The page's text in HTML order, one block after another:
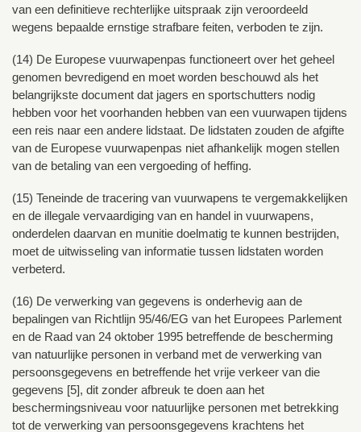
van een definitieve rechterlijke uitspraak zijn veroordeeld
wegens bepaalde ernstige strafbare feiten, verboden te zijn.
(14) De Europese vuurwapenpas functioneert over het geheel
genomen bevredigend en moet worden beschouwd als het
belangrijkste document dat jagers en sportschutters nodig
hebben voor het voorhanden hebben van een vuurwapen tijdens
een reis naar een andere lidstaat. De lidstaten zouden de afgifte
van de Europese vuurwapenpas niet afhankelijk mogen stellen
van de betaling van een vergoeding of heffing.
(15) Teneinde de tracering van vuurwapens te vergemakkelijken
en de illegale vervaardiging van en handel in vuurwapens,
onderdelen daarvan en munitie doelmatig te kunnen bestrijden,
moet de uitwisseling van informatie tussen lidstaten worden
verbeterd.
(16) De verwerking van gegevens is onderhevig aan de
bepalingen van Richtlijn 95/46/EG van het Europees Parlement
en de Raad van 24 oktober 1995 betreffende de bescherming
van natuurlijke personen in verband met de verwerking van
persoonsgegevens en betreffende het vrije verkeer van die
gegevens [5], dit zonder afbreuk te doen aan het
beschermingsniveau voor natuurlijke personen met betrekking
tot de verwerking van persoonsgegevens krachtens het